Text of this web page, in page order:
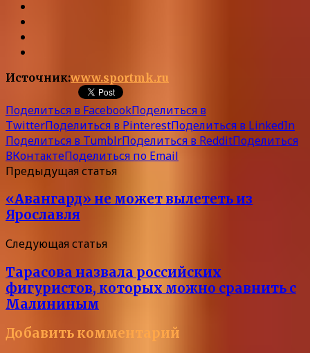
Источник:www.sportmk.ru
Поделиться в FacebookПоделиться в
TwitterПоделиться в PinterestПоделиться в LinkedIn
Поделиться в TumblrПоделиться в RedditПоделиться
ВКонтактеПоделиться по Email
Предыдущая статья
«Авангард» не может вылететь из
Ярославля
Следующая статья
Тарасова назвала российских
фигуристов, которых можно сравнить с
Малининым
Добавить комментарий